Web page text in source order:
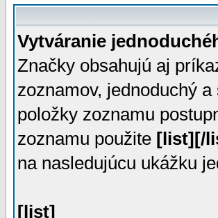
Vytváranie
Značky obsahujú aj
zoznamov, jednoduchý
položky zoznamu
zoznamu použite [list][/
na nasledujúcu ukážku
[list]